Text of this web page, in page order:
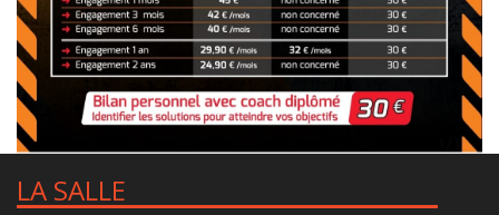
LA SALLE